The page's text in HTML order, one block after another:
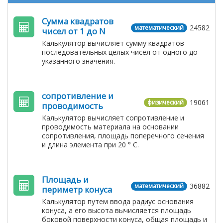
24582
математический
Сумма квадратов
чисел от 1 до N
Калькулятор вычисляет сумму квадратов
последовательных целых чисел от одного до
указанного значения.
19061
физический
сопротивление и
проводимость
Калькулятор вычисляет сопротивление и
проводимость материала на основании
сопротивления, площадь поперечного сечения
и длина элемента при 20 ° С.
36882
математический
Площадь и
периметр конуса
Калькулятор путем ввода радиус основания
конуса, а его высота вычисляется площадь
боковой поверхности конуса, общая площадь и